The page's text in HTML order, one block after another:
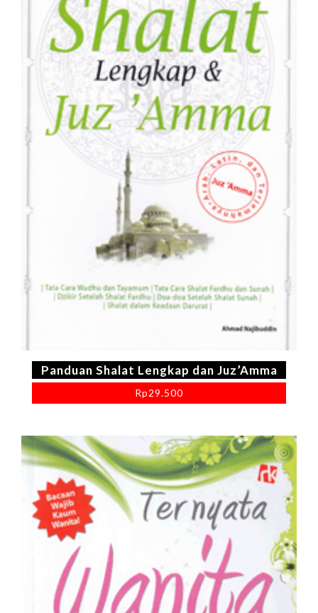
Panduan Shalat Lengkap dan Juz’Amma
Rp29.500